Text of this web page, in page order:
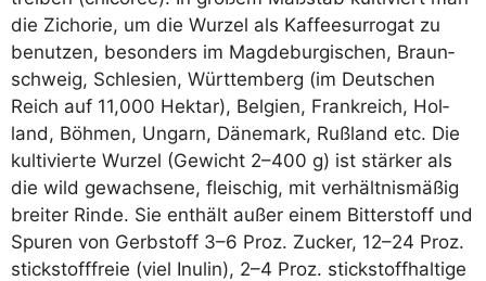
die Zicho­rie, um die Wur­zel als Kaf­fee­sur­ro­gat zu
benut­zen, beson­ders im Mag­de­bur­gi­schen, Braun­
schweig, Schle­si­en, Würt­tem­berg (im Deut­schen
Reich auf 11,000 Hekt­ar), Bel­gi­en, Frank­reich, Hol­
land, Böh­men, Ungarn, Däne­mark, Ruß­land etc. Die
kul­ti­vier­te Wur­zel (Gewicht 2–400 g) ist stär­ker als
die wild gewach­se­ne, flei­schig, mit ver­hält­nis­mä­ßig
brei­ter Rin­de. Sie ent­hält außer einem Bit­ter­stoff und
Spu­ren von Gerb­stoff 3–6 Proz. Zucker, 12–24 Proz.
stick­stoff­freie (viel Inu­lin), 2–4 Proz. stick­stoff­hal­ti­ge